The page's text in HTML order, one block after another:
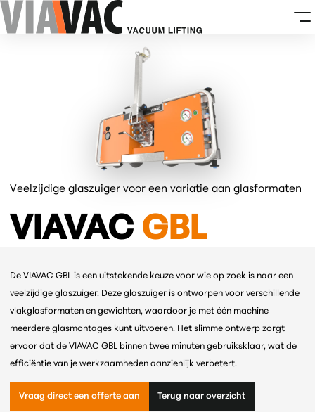
Veelzijdige glaszuiger voor een variatie aan glasformaten
VIAVAC GBL
De VIAVAC GBL is een uitstekende keuze voor wie op zoek is naar een
veelzijdige glaszuiger. Deze glaszuiger is ontworpen voor verschillende
vlakglasformaten en gewichten, waardoor je met één machine
meerdere glasmontages kunt uitvoeren. Het slimme ontwerp zorgt
ervoor dat de VIAVAC GBL binnen twee minuten gebruiksklaar, wat de
efficiëntie van je werkzaamheden aanzienlijk verbetert.
Vraag direct een offerte aan Terug naar overzicht